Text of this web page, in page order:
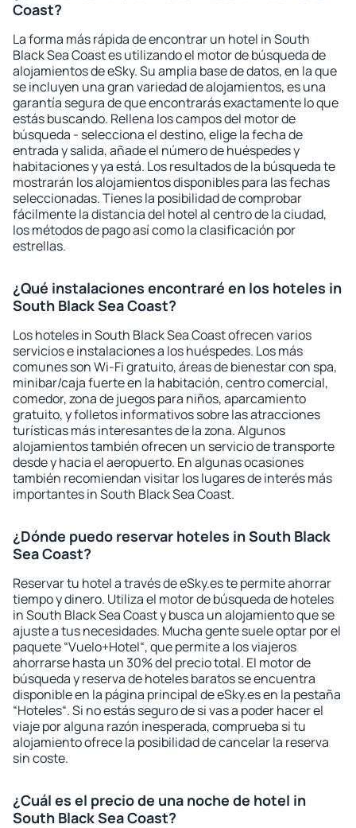
Coast?
La forma más rápida de encontrar un hotel in South
Black Sea Coast es utilizando el motor de búsqueda de
alojamientos de eSky. Su amplia base de datos, en la que
se incluyen una gran variedad de alojamientos, es una
garantía segura de que encontrarás exactamente lo que
estás buscando. Rellena los campos del motor de
búsqueda - selecciona el destino, elige la fecha de
entrada y salida, añade el número de huéspedes y
habitaciones y ya está. Los resultados de la búsqueda te
mostrarán los alojamientos disponibles para las fechas
seleccionadas. Tienes la posibilidad de comprobar
fácilmente la distancia del hotel al centro de la ciudad,
los métodos de pago así como la clasificación por
estrellas.
¿Qué instalaciones encontraré en los hoteles in
South Black Sea Coast?
Los hoteles in South Black Sea Coast ofrecen varios
servicios e instalaciones a los huéspedes. Los más
comunes son Wi-Fi gratuito, áreas de bienestar con spa,
minibar/caja fuerte en la habitación, centro comercial,
comedor, zona de juegos para niños, aparcamiento
gratuito, y folletos informativos sobre las atracciones
turísticas más interesantes de la zona. Algunos
alojamientos también ofrecen un servicio de transporte
desde y hacia el aeropuerto. En algunas ocasiones
también recomiendan visitar los lugares de interés más
importantes in South Black Sea Coast.
¿Dónde puedo reservar hoteles in South Black
Sea Coast?
Reservar tu hotel a través de eSky.es te permite ahorrar
tiempo y dinero. Utiliza el motor de búsqueda de hoteles
in South Black Sea Coast y busca un alojamiento que se
ajuste a tus necesidades. Mucha gente suele optar por el
paquete “Vuelo+Hotel“, que permite a los viajeros
ahorrarse hasta un 30% del precio total. El motor de
búsqueda y reserva de hoteles baratos se encuentra
disponible en la página principal de eSky.es en la pestaña
“Hoteles“. Si no estás seguro de si vas a poder hacer el
viaje por alguna razón inesperada, comprueba si tu
alojamiento ofrece la posibilidad de cancelar la reserva
sin coste.
¿Cuál es el precio de una noche de hotel in
South Black Sea Coast?